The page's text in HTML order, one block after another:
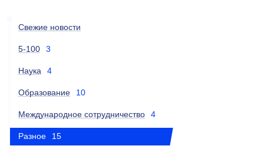
Свежие новости
5-100 3
Наука 4
Образование 10
Международное сотрудничество 4
Разное 15